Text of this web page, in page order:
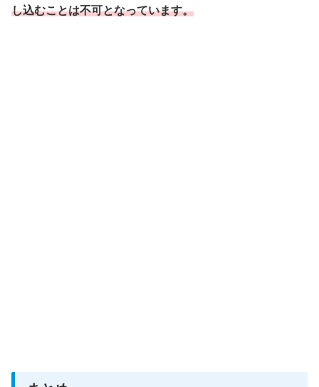
し込むことは不可となっています。